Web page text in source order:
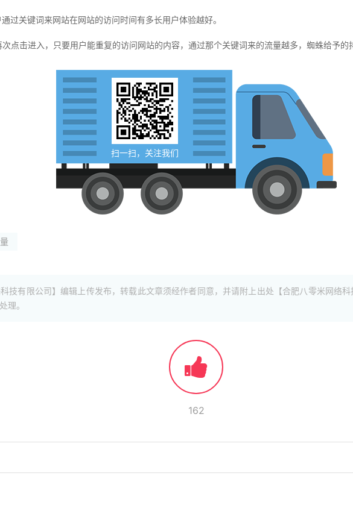
关键词来网站在网站的访问时间有多长用户体验越好。
击进入，只要用户能重复的访问网站的内容，通过那个关键词来的流量越多，蜘蛛给予的
扫一扫，关注我们
技有限公司】编辑上传发布，转载此文章须经作者同意，并请附上出处【合肥八零米网络
理。
162